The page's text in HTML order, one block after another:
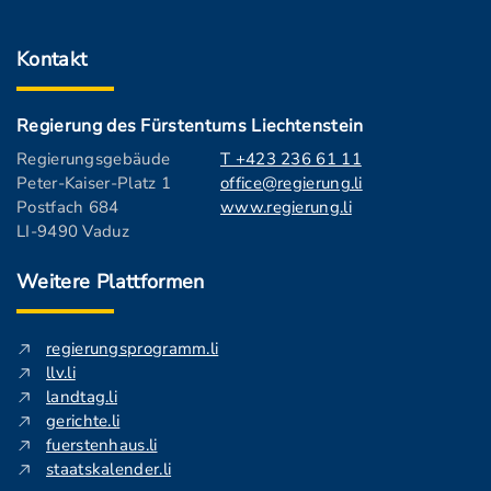
Kontakt
Regierung des Fürstentums Liechtenstein
Regierungsgebäude
Peter-Kaiser-Platz 1
Postfach 684
LI-9490 Vaduz
T +423 236 61 11
office@regierung.li
www.regierung.li
Weitere Plattformen
regierungsprogramm.li
llv.li
landtag.li
gerichte.li
fuerstenhaus.li
staatskalender.li